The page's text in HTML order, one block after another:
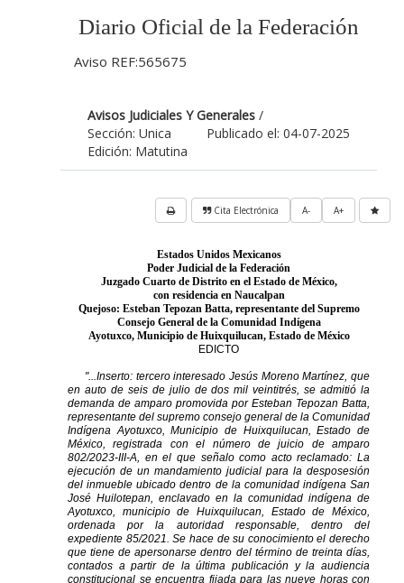
Diario Oficial de la Federación
Aviso REF:565675
Avisos Judiciales Y Generales /
Publicado el: 04-07-2025
Sección: Unica
Edición: Matutina
A+
A-
Cita Electrónica